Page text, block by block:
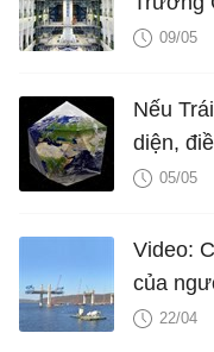
09/05
Nếu
diện,
05/05
Video:
của
22/04